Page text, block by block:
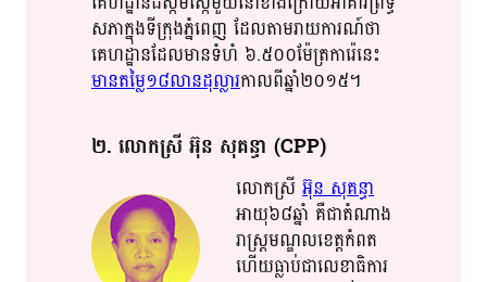
សភា​​​ក្នុង​​ទីក្រុង​​ភ្នំពេញ​​ ដែល​​តាម​​រាយការណ៍​​ថា​
គេហដ្ឋាន​​ដែល​​មាន​​ទំហំ​​ ៦​.៥០០ម៉ែត្រការ៉េ​​នេះ​
មាន​​តម្លៃ​​១៨​​លាន​​ដុល្លារ​​កាលពី​ឆ្នាំ​​២០១៥​​។​​​
២​. លោកស្រី​ អ៊ុន​​ សុ​គន្ធា​​ (CPP)
លោក​​ស្រី​អ៊ុន​ សុ​គន្ធា​​
អាយុ​​៦៨​​ឆ្នាំ​​ គឺជា​​តំណាង​​
រាស្ត្រ​​​មណ្ឌល​​ខេត្ត​​កំពត​​
ហើយ​​ធ្លាប់​ជា​​លេខាធិ​​ការ​​